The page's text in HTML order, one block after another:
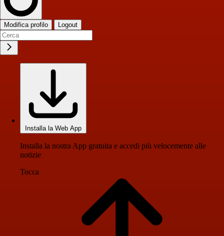
Modifica profilo Logout
Installa la Web App
Installa la nostra App gratuita e accedi più velocemente alle
notizie
Tocca